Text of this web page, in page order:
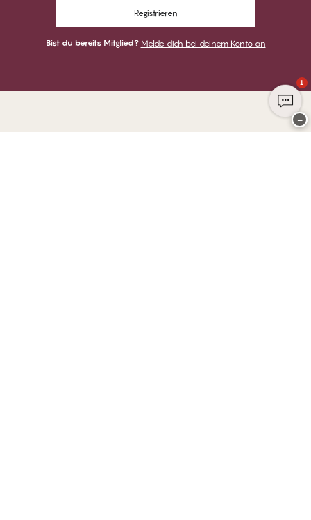
Registrieren
Bist du bereits Mitglied? Melde dich bei deinem Konto an
1
−